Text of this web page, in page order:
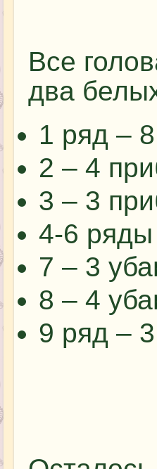
Все
два
1 ряд –
2 – 4
3 – 3
4-6
7 – 3
8 – 4
9 ряд –